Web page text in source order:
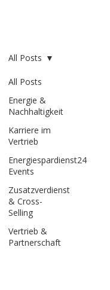
All Posts
Energie &
Nachhaltigkeit
Karriere im
Vertrieb
Energiespardienst24
Events
Zusatzverdienst
& Cross-
Selling
Vertrieb &
Partnerschaft
All Posts